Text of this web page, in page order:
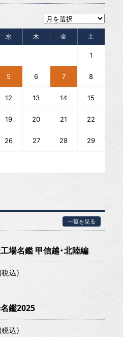
水 木 金 土
1
5 6 7 8
12 13 14 15
19 20 21 22
26 27 28 29
一覧を見る
場名鑑 甲信越・北陸編
込)
鑑2025
込)